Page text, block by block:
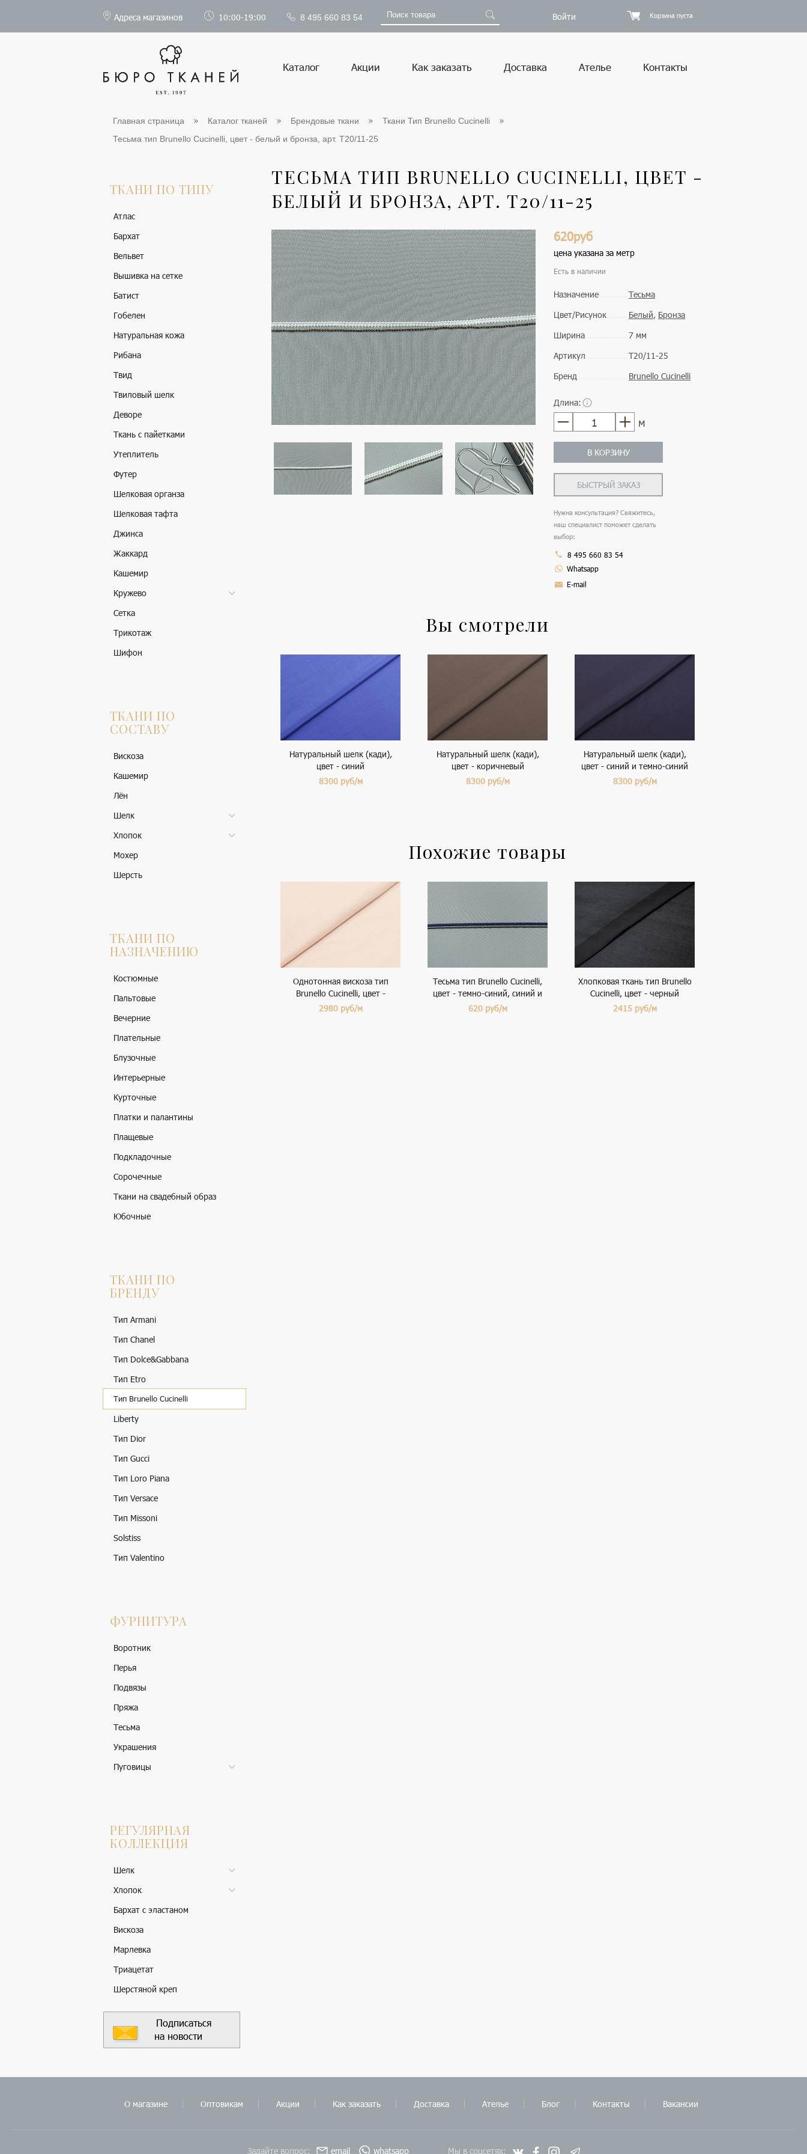
Адреса магазинов 10:00-19:00 8 495 660 83 54 Войти Корзина пуста
Каталог Акции Как заказать Доставка Ателье Контакты
Главная страница Каталог тканей Брендовые ткани
Ткани Тип Brunello Cucinelli
Тесьма тип Brunello Cucinelli, цвет - белый и бронза, арт. Т20/11-25
ТКАНИ ПО ТИПУ
Атлас
Бархат
Вельвет
Вышивка на сетке
Батист
Гобелен
Натуральная кожа
Рибана
Твид
Твиловый шелк
Деворе
Ткань с пайетками
Утеплитель
Футер
Шелковая органза
Шелковая тафта
Джинса
Жаккард
Кашемир
Кружево
Сетка
Трикотаж
Шифон
ТКАНИ ПО
СОСТАВУ
Вискоза
Кашемир
Лён
Шелк
Хлопок
Мохер
Шерсть
ТКАНИ ПО
НАЗНАЧЕНИЮ
Костюмные
Пальтовые
Вечерние
Плательные
Блузочные
Интерьерные
Курточные
Платки и палантины
Плащевые
Подкладочные
Сорочечные
Ткани на свадебный образ
Юбочные
ТКАНИ ПО
БРЕНДУ
Тип Armani
Тип Chanel
Тип Dolce&Gabbana
Тип Etro
Тип Brunello Cucinelli
Liberty
Тип Dior
Тип Gucci
Тип Loro Piana
Тип Versace
Тип Missoni
Solstiss
Тип Valentino
ФУРНИТУРА
Воротник
Перья
Подвязы
Пряжа
Тесьма
Украшения
Пуговицы
РЕГУЛЯРНАЯ
КОЛЛЕКЦИЯ
Шелк
Хлопок
Бархат с эластаном
Вискоза
Марлевка
Триацетат
Шерстяной креп
Подписаться
на новости
ТЕСЬМА ТИП BRUNELLO CUCINELLI, ЦВЕТ -
БЕЛЫЙ И БРОНЗА, АРТ. Т20/11-25
620руб
цена указана за метр
Есть в наличии
Назначение
Тесьма
Цвет/Рисунок
Белый, Бронза
Ширина
7 мм
Артикул
Т20/11-25
Бренд
Brunello Cucinelli
Длина:
м
В КОРЗИНУ
БЫСТРЫЙ ЗАКАЗ
Нужна консультация? Свяжитесь,
наш специалист поможет сделать
выбор:
8 495 660 83 54
Whatsapp
E-mail
Вы смотрели
Натуральный шелк (кади),
цвет - синий
8300 руб/м
Натуральный шелк (кади),
цвет - коричневый
8300 руб/м
Натуральный шелк (кади),
цвет - синий и темно-синий
8300 руб/м
Похожие товары
Однотонная вискоза тип
Brunello Cucinelli, цвет -
розовый
2980 руб/м
Тесьма тип Brunello Cucinelli,
цвет - темно-синий, синий и
бронза
620 руб/м
Хлопковая ткань тип Brunello
Cucinelli, цвет - черный
2415 руб/м
О магазине Оптовикам Акции Как заказать Доставка Ателье Блог Контакты Вакансии
Задайте вопрос: email whatsapp Мы в соцсетях: